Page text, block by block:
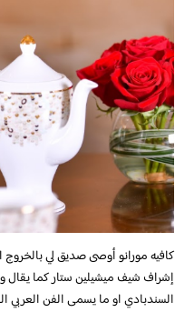
كافيه مورانو أوصى صديق لي
إشراف شيف ميشيلين ستار كما يقال
السندبادي او ما يسمى الفن العربي